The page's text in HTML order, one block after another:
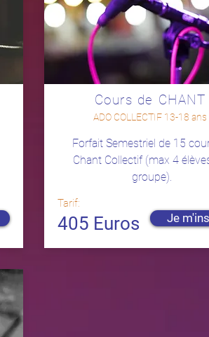
Cours de CHANT
ADO COLLECTIF 13-18 ans
Forfait Semestriel de 15
Chant Collectif (max 4
groupe).
Tarif:
405 Euros Je